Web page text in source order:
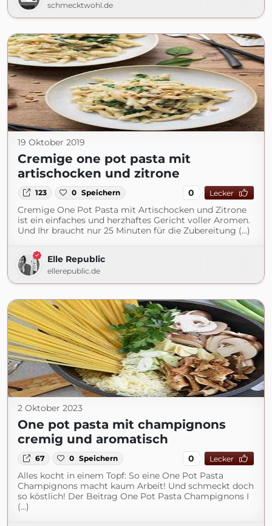
schmecktwohl.de
19 Oktober 2019
Cremige one pot pasta mit
artischocken und zitrone
123 0 Speichern 0 Lecker
Cremige One Pot Pasta mit Artischocken und Zitrone
ist ein einfaches und herzhaftes Gericht voller Aromen.
Und Ihr braucht nur 25 Minuten für die Zubereitung (...)
Elle Republic
ellerepublic.de
2 Oktober 2023
One pot pasta mit champignons
cremig und aromatisch
67 0 Speichern 0 Lecker
Alles kocht in einem Topf: So eine One Pot Pasta
Champignons macht kaum Arbeit! Und schmeckt doch
so köstlich! Der Beitrag One Pot Pasta Champignons I
(...)